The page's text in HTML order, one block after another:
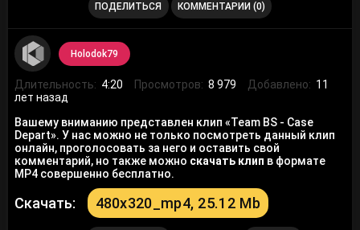
ПОДЕЛИТЬСЯ КОММЕНТАРИИ (0)
Holodok79
Длительность: 4:20 Просмотров: 8 979 Добавлено: 11
лет назад
Вашему вниманию представлен клип «Team BS - Case
Depart». У нас можно не только посмотреть данный клип
онлайн, проголосовать за него и оставить свой
комментарий, но также можно скачать клип в формате
MP4 совершенно бесплатно.
Скачать: 480x320_mp4, 25.12 Mb